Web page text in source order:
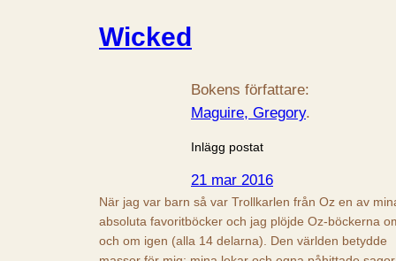
Wicked
Bokens författare:
Maguire, Gregory.
Inlägg postat
21 mar 2016
När jag var barn så var Trollkarlen från Oz en av
absoluta favoritböcker och jag plöjde Oz-böckerna
och om igen (alla 14 delarna). Den världen betydde